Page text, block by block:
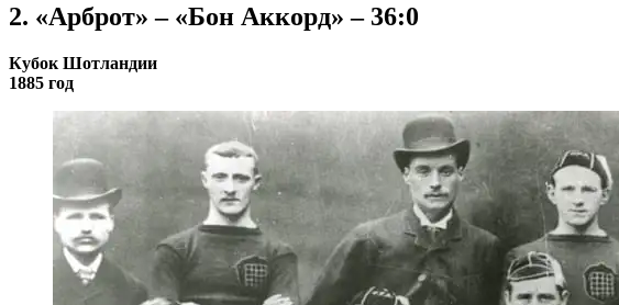
2. «Арброт» – «Бон Аккорд» – 36:0
Кубок Шотландии
1885 год